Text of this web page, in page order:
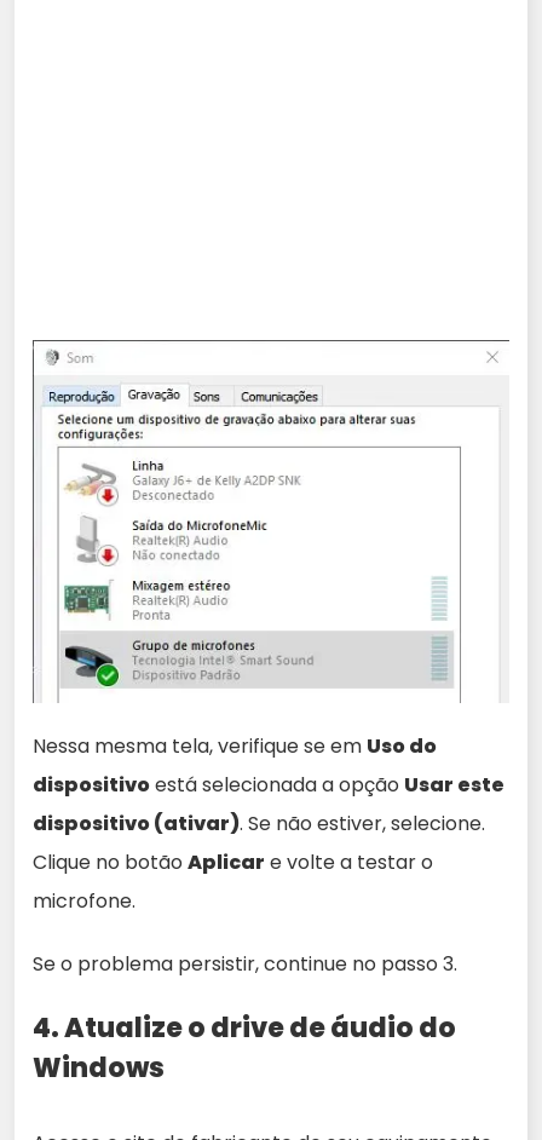
Nessa mesma tela, verifique se em Uso do
dispositivoestá selecionada a opção Usar este
dispositivo (ativar). Se não estiver, selecione.
Clique no botão Aplicar e volte a testar o
microfone.
Se o problema persistir, continue no passo 3.
4. Atualize o drive de áudio do
Windows